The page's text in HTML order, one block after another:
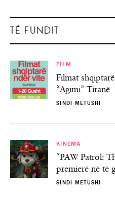
TË FUNDIT
FILM
Filmat
“Agimi” Tiranë
SINDI METUSHI
KINEMA
“PAW Patrol:
premierë në të
SINDI METUSHI